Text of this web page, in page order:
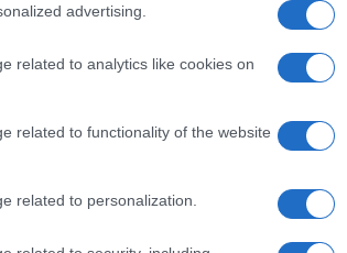
advertising.
related to analytics like cookies on
related to functionality of the website
related to personalization.
Bazar di Olbia,
posta
dell’aria nei locali.
fa ha interessato il